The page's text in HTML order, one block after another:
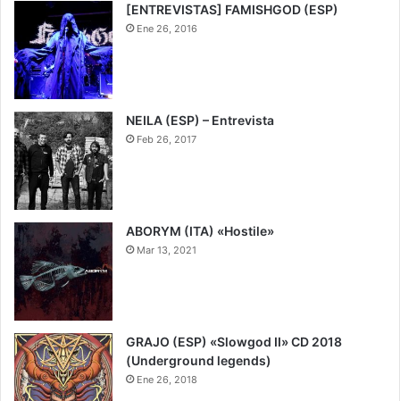
[ENTREVISTAS] FAMISHGOD (ESP)
Ene 26, 2016
NEILA (ESP) – Entrevista
Feb 26, 2017
6.5
ABORYM (ITA) «Hostile»
Mar 13, 2021
GRAJO (ESP) «Slowgod II» CD 2018
(Underground legends)
Ene 26, 2018